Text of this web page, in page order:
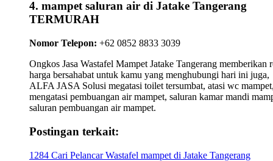
4. mampet saluran air di Jatake Tangerang
TERMURAH
Nomor Telepon: +62 0852 8833 3039
Ongkos Jasa Wastafel Mampet Jatake Tangerang memberikan
harga bersahabat untuk kamu yang menghubungi hari ini juga,
ALFA JASA Solusi megatasi toilet tersumbat, atasi wc
mengatasi pembuangan air mampet, saluran kamar mandi
saluran pembuangan air mampet.
Postingan terkait:
1284 Cari Pelancar Wastafel mampet di Jatake Tangerang